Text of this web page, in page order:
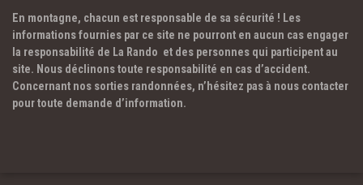
En montagne, chacun est responsable de sa sécurité ! Les
informations fournies par ce site ne pourront en aucun cas engager
la responsabilité de La Rando et des personnes qui participent au
site. Nous déclinons toute responsabilité en cas d’accident.
Concernant nos sorties randonnées, n’hésitez pas à nous contacter
pour toute demande d’information.